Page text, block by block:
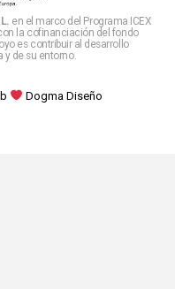
en el marco del Programa ICEX
la cofinanciación del fondo
es contribuir al desarrollo
de su entorno.
Dogma Diseño